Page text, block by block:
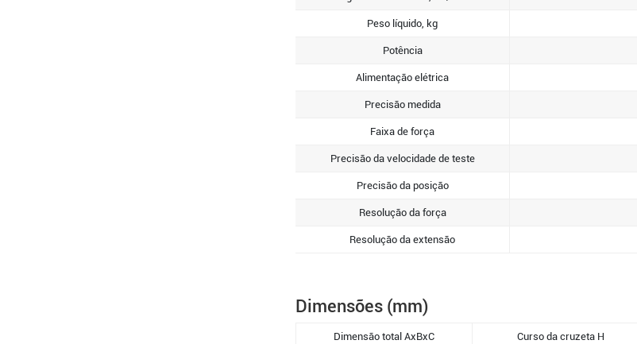
Peso líquido, kg
Potência
Alimentação elétrica
Precisão medida
Faixa de força
Precisão da velocidade de teste
Precisão da posição
Resolução da força
Resolução da extensão
Dimensões (mm)
Dimensão total AxBxC Curso da cruzeta H